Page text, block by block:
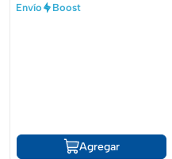
Envío Boost
Agregar